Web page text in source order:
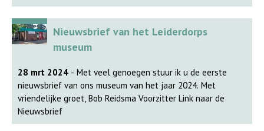
46, 2352 EP Leiderdorp. Tel. 06 838 073 01 Het kantoor en
depot zijn gevestigd op de Van der Valk Boumanweg 180D
unit 1.08, 2352 JD Leiderdorp. Tel. 06 588 761 22 Zie
Nieuwsbrief van het Leiderdorps
museum
28 mrt 2024 - Met veel genoegen stuur ik u de eerste
nieuwsbrief van ons museum van het jaar 2024. Met
vriendelijke groet, Bob Reidsma Voorzitter Link naar de
Nieuwsbrief